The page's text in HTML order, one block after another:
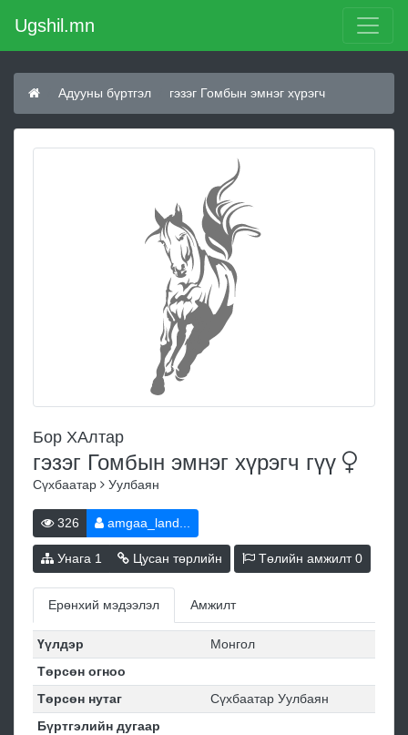
Ugshil.mn
Адууны бүртгэл гэзэг Гомбын эмнэг хүрэгч
Бор ХАлтар
гэзэг Гомбын эмнэг хүрэгч гүү
Сүхбаатар Уулбаян
326 amgaa_land...
Унага 1 Цусан төрлийн Төлийн амжилт0
Ерөнхий мэдээлэл Амжилт
Үүлдэр
Монгол
Төрсөн огноо
Төрсөн нутаг
Сүхбаатар Уулбаян
Бүртгэлийн дугаар